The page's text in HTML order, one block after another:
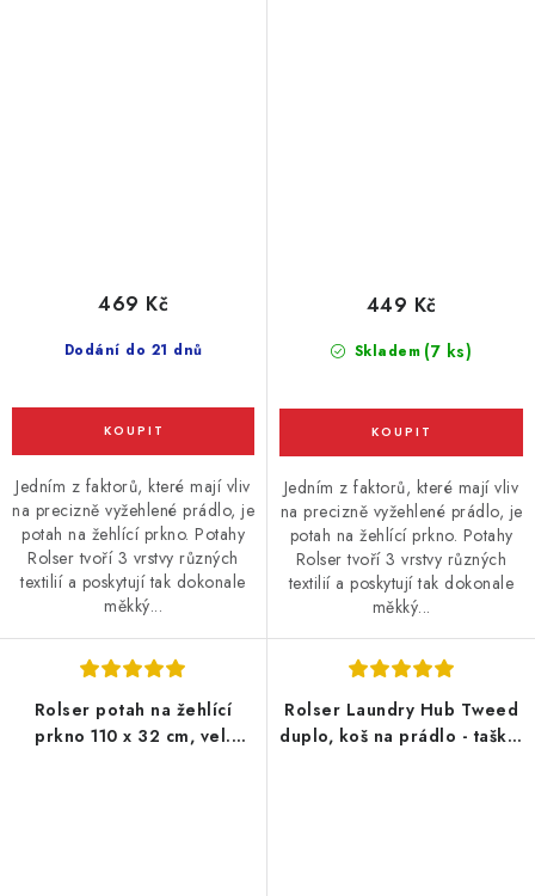
Dodání do 21 dnů
469 Kč
Jedním z faktorů, které mají vliv
na precizně vyžehlené prádlo, je
potah na žehlící prkno. Potahy
Rolser tvoří 3 vrstvy různých
textilií a poskytují tak dokonale
měkký...
Skladem (7 ks)
449 Kč
Jedním z faktorů, které mají vliv
na precizně vyžehlené prádlo, je
potah na žehlící prkno. Potahy
Rolser tvoří 3 vrstvy různých
textilií a poskytují tak dokonale
měkký...
Rolser potah na žehlící
prkno 110 x 32 cm, vel.
Rolser Laundry Hub Tweed
duplo, koš na prádlo - taška,